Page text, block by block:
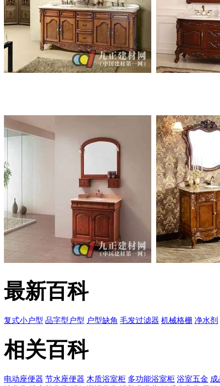
最新百科
复式小户型 品字型户型 户型缺角 毛发过滤器 机械格栅 净水剂
相关百科
电动座便器 节水座便器 木质浴室柜 多功能浴室柜 浴室五金